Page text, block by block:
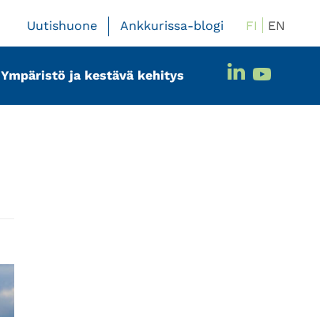
Uutishuone Ankkurissa-blogi FI EN
Ympäristö ja kestävä kehitys